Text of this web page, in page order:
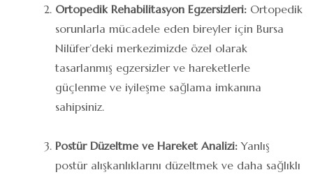
Ortopedik Rehabilitasyon Egzersizleri: Ortopedik
sorunlarla mücadele eden bireyler için Bursa
Nilüfer’deki merkezimizde özel olarak
tasarlanmış egzersizler ve hareketlerle
güçlenme ve iyileşme sağlama imkanına
sahipsiniz.
Postür Düzeltme ve Hareket Analizi: Yanlış
postür alışkanlıklarını düzeltmek ve daha sağlıklı